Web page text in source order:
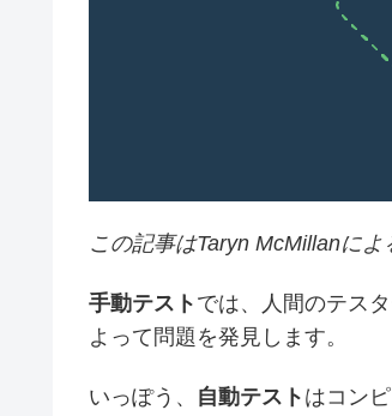
この記事はTaryn McMillanに
手動テスト では、人間のテス
よって問題を発見します。
いっぽう、 自動テスト はコン